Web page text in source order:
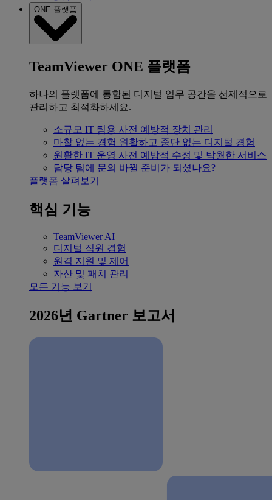
ONE 플랫폼
TeamViewer ONE 플랫폼
하나의 플랫폼에 통합된 디지털 업무 공간을 선제적으로
관리하고 최적화하세요.
소규모 IT 팀용 사전 예방적 장치 관리
마찰 없는 경험 원활하고 중단 없는 디지털 경험
원활한 IT 운영 사전 예방적 수정 및 탁월한 서비스
담당 팀에 문의 바뀔 준비가 되셨나요?
플랫폼 살펴보기
핵심 기능
TeamViewer AI
디지털 직원 경험
원격 지원 및 제어
자산 및 패치 관리
모든 기능 보기
2026년 Gartner 보고서